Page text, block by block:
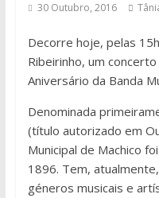
30 Outubro, 2016
Decorre hoje, pelas
Ribeirinho, um
Aniversário da Banda
Denominada
(título autorizado em
Municipal de Machico
1896. Tem,
géneros musicais e